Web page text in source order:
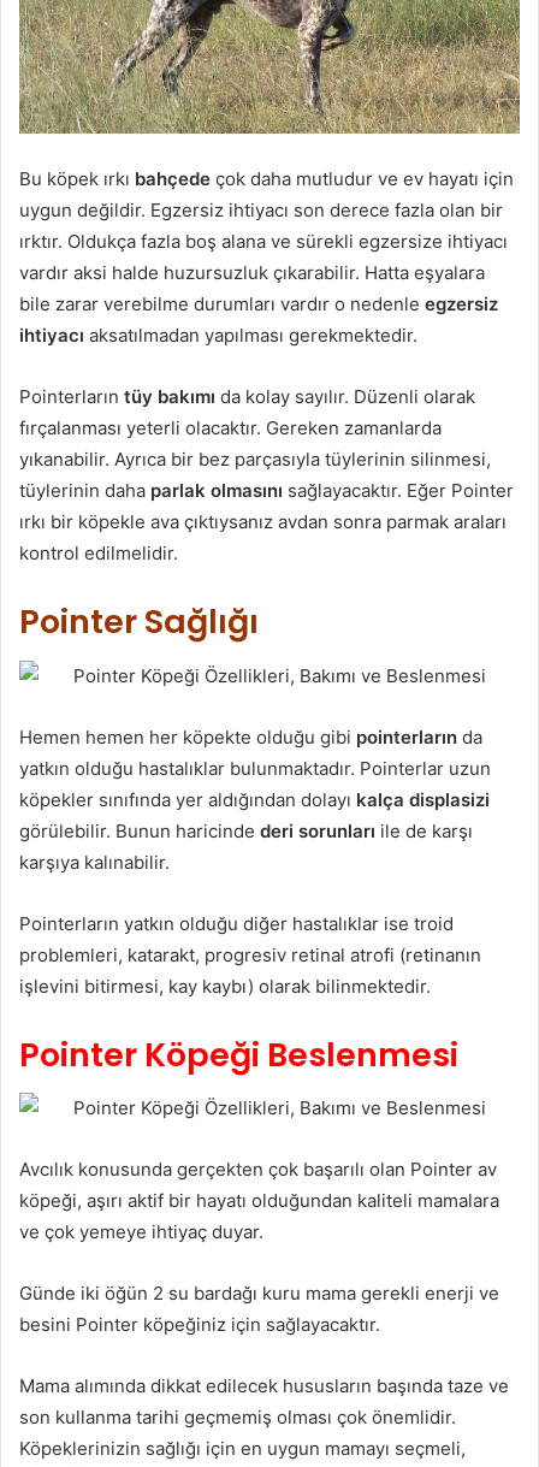
Bu köpek ırkı bahçede çok daha mutludur ve ev hayatı için
uygun değildir. Egzersiz ihtiyacı son derece fazla olan bir
ırktır. Oldukça fazla boş alana ve sürekli egzersize ihtiyacı
vardır aksi halde huzursuzluk çıkarabilir. Hatta eşyalara
bile zarar verebilme durumları vardır o nedenle egzersiz
ihtiyacı aksatılmadan yapılması gerekmektedir.
Pointerların tüy bakımı da kolay sayılır. Düzenli olarak
fırçalanması yeterli olacaktır. Gereken zamanlarda
yıkanabilir. Ayrıca bir bez parçasıyla tüylerinin silinmesi,
tüylerinin daha parlak olmasını sağlayacaktır. Eğer Pointer
ırkı bir köpekle ava çıktıysanız avdan sonra parmak araları
kontrol edilmelidir.
Pointer Sağlığı
Hemen hemen her köpekte olduğu gibi pointerların da
yatkın olduğu hastalıklar bulunmaktadır. Pointerlar uzun
köpekler sınıfında yer aldığından dolayı kalça displasizi
görülebilir. Bunun haricinde deri sorunları ile de karşı
karşıya kalınabilir.
Pointerların yatkın olduğu diğer hastalıklar ise troid
problemleri, katarakt, progresiv retinal atrofi (retinanın
işlevini bitirmesi, kay kaybı) olarak bilinmektedir.
Pointer Köpeği Beslenmesi
Avcılık konusunda gerçekten çok başarılı olan Pointer av
köpeği, aşırı aktif bir hayatı olduğundan kaliteli mamalara
ve çok yemeye ihtiyaç duyar.
Günde iki öğün 2 su bardağı kuru mama gerekli enerji ve
besini Pointer köpeğiniz için sağlayacaktır.
Mama alımında dikkat edilecek hususların başında taze ve
son kullanma tarihi geçmemiş olması çok önemlidir.
Köpeklerinizin sağlığı için en uygun mamayı seçmeli,